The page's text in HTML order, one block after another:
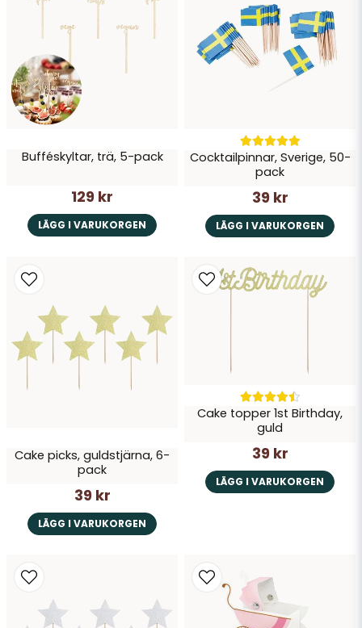
Bufféskyltar, trä, 5-pack
129 kr
LÄGG I VARUKORGEN
Cocktailpinnar, Sverige, 50-
pack
39 kr
LÄGG I VARUKORGEN
Cake picks, guldstjärna, 6-
pack
39 kr
LÄGG I VARUKORGEN
Cake topper 1st Birthday,
guld
39 kr
LÄGG I VARUKORGEN